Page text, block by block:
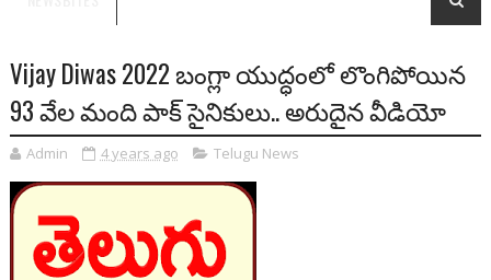
Vijay Diwas 2022 బంగ్లా యుద్ధంలో లొంగిపోయిన
93 వేల మంది పాక్ సైనికులు.. అరుదైన వీడియో
Admin 4 years ago Telugu News